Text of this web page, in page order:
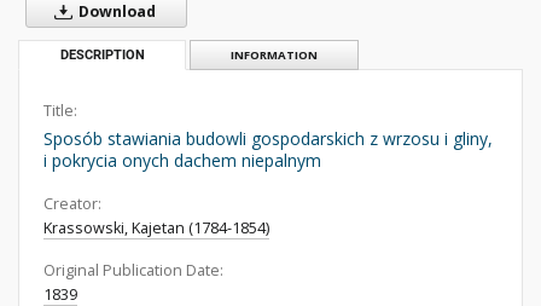
Download
DESCRIPTION INFORMATION
Title:
Sposób stawiania budowli gospodarskich z wrzosu i gliny,
i pokrycia onych dachem niepalnym
Creator:
Krassowski, Kajetan (1784-1854)
Original Publication Date:
1839